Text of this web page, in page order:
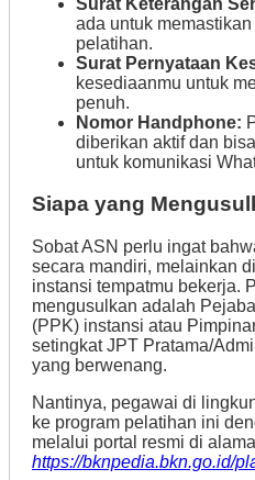
ada untuk
pelatihan.
Surat Pernyataan
kesediaanmu untuk
penuh.
Nomor Handphone:
diberikan aktif dan
untuk komunikasi
Siapa yang
Sobat ASN perlu ingat
secara mandiri, melainkan
instansi tempatmu bekerja.
mengusulkan adalah
(PPK) instansi atau
setingkat JPT Pratama/
yang berwenang.
Nantinya, pegawai di
ke program pelatihan ini
melalui portal resmi di
https://bknpedia.bkn.go.id/